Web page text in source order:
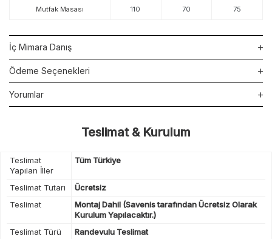
Mutfak Masası 110 70 75
İç Mimara Danış
Ödeme Seçenekleri
Yorumlar
Teslimat & Kurulum
Teslimat
Yapılan İller
Tüm Türkiye
Teslimat Tutarı
Ücretsiz
Teslimat
Montaj Dahil (Savenis tarafından Ücretsiz Olarak
Kurulum Yapılacaktır.)
Teslimat Türü
Randevulu Teslimat